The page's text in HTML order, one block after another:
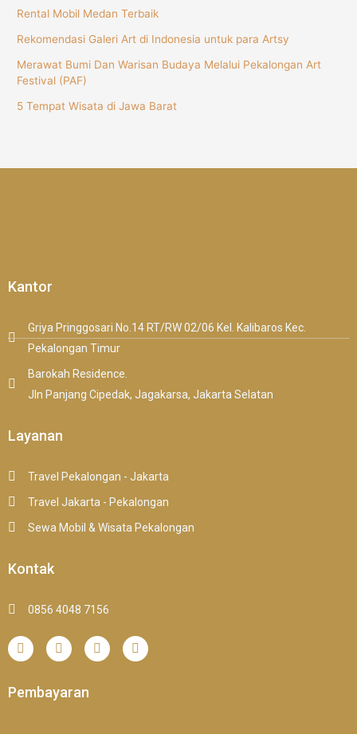
Rental Mobil Medan Terbaik
Rekomendasi Galeri Art di Indonesia untuk para Artsy
Merawat Bumi Dan Warisan Budaya Melalui Pekalongan Art
Festival (PAF)
5 Tempat Wisata di Jawa Barat
Kantor
Griya Pringgosari No.14 RT/RW 02/06 Kel. Kalibaros Kec.
Pekalongan Timur
Barokah Residence.
Jln Panjang Cipedak, Jagakarsa, Jakarta Selatan
Layanan
Travel Pekalongan - Jakarta
Travel Jakarta - Pekalongan
Sewa Mobil & Wisata Pekalongan
Kontak
0856 4048 7156
Pembayaran